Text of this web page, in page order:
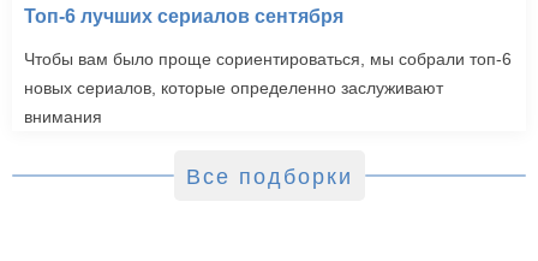
Топ-6 лучших сериалов сентября
Чтобы вам было проще сориентироваться, мы собрали топ-6
новых сериалов, которые определенно заслуживают
внимания
Все подборки